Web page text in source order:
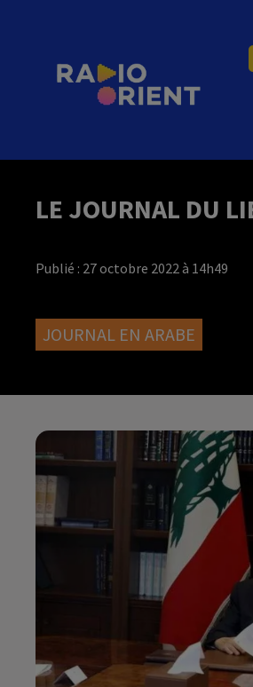
LE JOURNAL DU
Publié : 27 octobre 2022 à 14h49
JOURNAL EN ARABE